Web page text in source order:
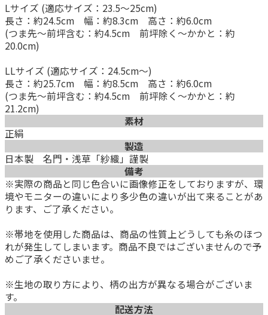
Lサイズ (適応サイズ：23.5～25cm)
長さ：約24.5cm 幅：約8.3cm 高さ：約6.0cm
(つま先～前坪含む：約4.5cm 前坪除く～かかと：約
20.0cm)
LLサイズ (適応サイズ：24.5cm～)
長さ：約25.7cm 幅：約8.5cm 高さ：約6.0cm
(つま先～前坪含む：約4.5cm 前坪除く～かかと：約
21.2cm)
素材
正絹
製造
日本製 名門・浅草「紗織」謹製
備考
※実際の商品と同じ色合いに画像修正をしておりますが、環
境やモニターの違いにより多少色の違いが出て来ることがあ
ります、ご了承ください。
※帯地を使用した商品は、商品の性質上どうしても糸のほつ
れが発生してしまいます。商品不良ではございませんので予
めご了承くださいませ。
※生地の取り方により、柄の出方が異なる場合がございま
す。
配送方法